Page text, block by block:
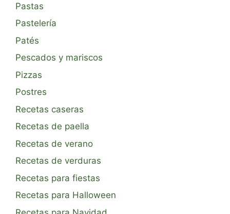
Pastas
Pastelería
Patés
Pescados y mariscos
Pizzas
Postres
Recetas caseras
Recetas de paella
Recetas de verano
Recetas de verduras
Recetas para fiestas
Recetas para Halloween